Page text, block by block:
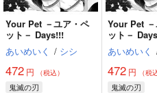
Your Pet －ユア・ペ
ット－ Days!!!
あいめいく / シシ
472 円 （税込）
鬼滅の刃
Your Pet
ット－
ティ付き)
あいめいく
472 円 （税
鬼滅の刃